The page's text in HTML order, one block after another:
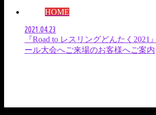
HOME
2021.04.23
『Road to レスリングどんたく2021
ール大会へご来場のお客様へご案内